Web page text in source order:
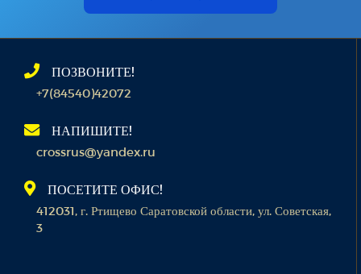
ПОЗВОНИТЕ!
+7(84540)42072
НАПИШИТЕ!
crossrus@yandex.ru
ПОСЕТИТЕ ОФИС!
412031, г. Ртищево Саратовской области, ул. Советская,
3